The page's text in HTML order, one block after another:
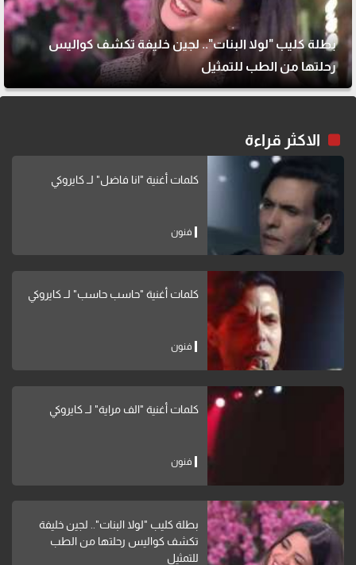
بطلة كليب "لولا البنات".. لجين خليفة تكشف كواليس
رحلتها من الطب للتمثيل
الاكثر قراءة
كلمات أغنية "انا فاضل" لــ كايروكي
فنون
كلمات أغنية "حاسب حاسب" لــ كايروكي
فنون
كلمات أغنية "الف مراية" لــ كايروكي
فنون
بطلة كليب "لولا البنات".. لجين خليفة
تكشف كواليس رحلتها من الطب
للتمثيل